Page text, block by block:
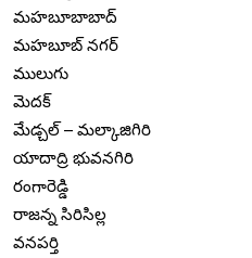
మహబూబాబాద్
మహబూబ్ నగర్
ములుగు
మెదక్
మేడ్చల్ – మల్కాజిగిరి
యాదాద్రి భువనగిరి
రంగారెడ్డి
రాజన్న సిరిసిల్ల
వనపర్తి